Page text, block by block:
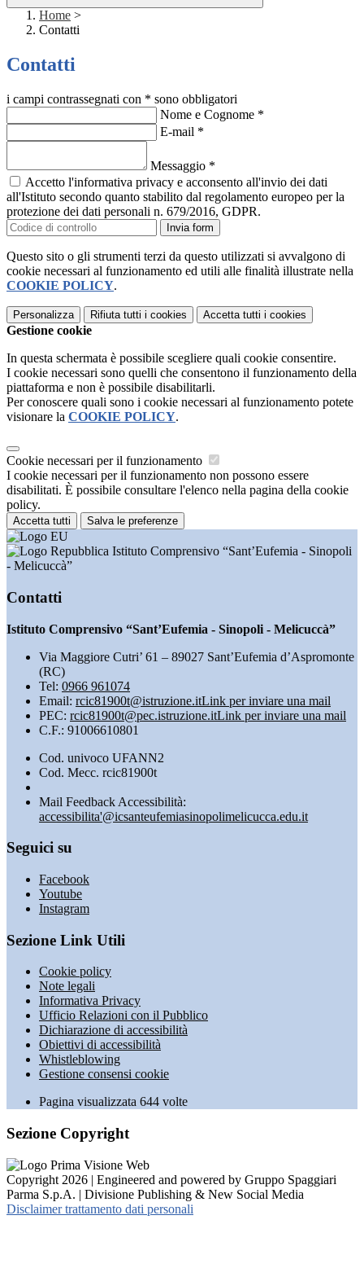
Home >
Contatti
Contatti
i campi contrassegnati con * sono obbligatori
Nome e Cognome *
E-mail *
Messaggio *
Accetto l'informativa privacy e acconsento all'invio dei dati
all'Istituto secondo quanto stabilito dal regolamento europeo per la
protezione dei dati personali n. 679/2016, GDPR.
Invia form
Questo sito o gli strumenti terzi da questo utilizzati si avvalgono di
cookie necessari al funzionamento ed utili alle finalità illustrate nella
COOKIE POLICY.
Personalizza Rifiuta tutti i cookies Accetta tutti i cookies
Gestione cookie
In questa schermata è possibile scegliere quali cookie consentire.
I cookie necessari sono quelli che consentono il funzionamento della
piattaforma e non è possibile disabilitarli.
Per conoscere quali sono i cookie necessari al funzionamento potete
visionare la COOKIE POLICY.
Cookie necessari per il funzionamento
I cookie necessari per il funzionamento non possono essere
disabilitati. È possibile consultare l'elenco nella pagina della cookie
policy.
Accetta tutti Salva le preferenze
Istituto Comprensivo “Sant’Eufemia - Sinopoli
- Melicuccà”
Contatti
Istituto Comprensivo “Sant’Eufemia - Sinopoli - Melicuccà”
Via Maggiore Cutri’ 61 – 89027 Sant’Eufemia d’Aspromonte
(RC)
Tel: 0966 961074
Email: rcic81900t@istruzione.itLink per inviare una mail
PEC: rcic81900t@pec.istruzione.itLink per inviare una mail
C.F.: 91006610801
Cod. univoco UFANN2
Cod. Mecc. rcic81900t
Mail Feedback Accessibilità:
accessibilita'@icsanteufemiasinopolimelicucca.edu.it
Seguici su
Facebook
Youtube
Instagram
Sezione Link Utili
Cookie policy
Note legali
Informativa Privacy
Ufficio Relazioni con il Pubblico
Dichiarazione di accessibilità
Obiettivi di accessibilità
Whistleblowing
Gestione consensi cookie
Pagina visualizzata 644 volte
Sezione Copyright
Copyright 2026 | Engineered and powered by Gruppo Spaggiari
Parma S.p.A. | Divisione Publishing & New Social Media
Disclaimer trattamento dati personali